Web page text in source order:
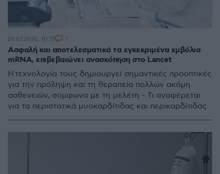
Ασφαλή και αποτελεσματικά τα εγκεκριμένα εμβόλια
mRNA, επιβεβαιώνει ανασκόπηση στο Lancet
H τεχνολογία τους δημιουργεί σημαντικές προοπτικές
για την πρόληψη και τη θεραπεία πολλών ακόμη
ασθενειών, σύμφωνα με τη μελέτη - Τι αναφέρεται
για τα περιστατικά μυοκαρδίτιδας και περικαρδίτιδας
01.07.2026, 10:15 7